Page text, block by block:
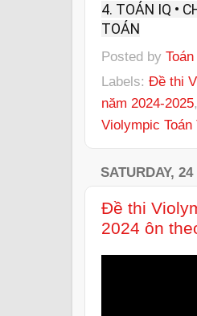
4. TOÁN IQ •
TOÁN
Posted by
Labels: Đề thi
năm 2024-2025,
Violympic
SATURDAY,
Đề thi
2024 ôn